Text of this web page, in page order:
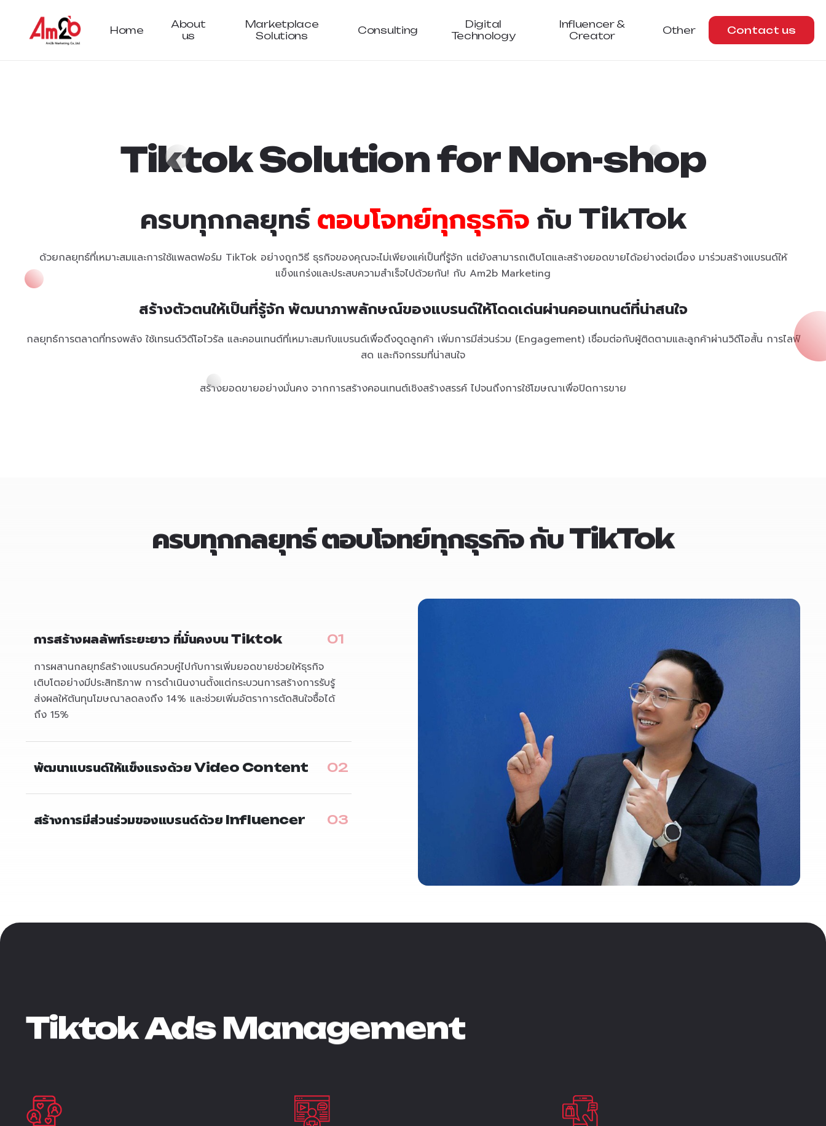
Home
About
us
Marketplace
Solutions
Consulting
Digital
Technology
Influencer &
Creator
Other Contact us
TiktokSolutionfor Non-shop
ครบทุกกลยุทธ์ ตอบโจทย์ทุกธุรกิจ กับ TikTok
ด้วยกลยุทธ์ที่เหมาะสมและการใช้แพลตฟอร์ม TikTok อย่างถูกวิธี ธุรกิจของคุณจะไม่เพียงแค่เป็นที่รู้จัก แต่ยังสามารถเติบโตและสร้างยอดขายได้อย่างต่อเนื่อง มาร่วมสร้างแบรนด์ให้
แข็งแกร่งและประสบความสำเร็จไปด้วยกัน! กับ Am2b Marketing
สร้างตัวตนให้เป็นที่รู้จัก พัฒนาภาพลักษณ์ของแบรนด์ให้โดดเด่นผ่านคอนเทนต์ที่น่าสนใจ
กลยุทธ์การตลาดที่ทรงพลัง ใช้เทรนด์วิดีโอไวรัล และคอนเทนต์ที่เหมาะสมกับแบรนด์เพื่อดึงดูดลูกค้า เพิ่มการมีส่วนร่วม (Engagement) เชื่อมต่อกับผู้ติดตามและลูกค้าผ่านวิดีโอสั้น การไลฟ์
สด และกิจกรรมที่น่าสนใจ
สร้างยอดขายอย่างมั่นคง จากการสร้างคอนเทนต์เชิงสร้างสรรค์ ไปจนถึงการใช้โฆษณาเพื่อปิดการขาย
ครบทุกกลยุทธ์ตอบโจทย์ทุกธุรกิจกับTikTok
การสร้างผลลัพท์ระยะยาว ที่มั่นคงบน Tiktok
การผสานกลยุทธ์สร้างแบรนด์ควบคู่ไปกับการเพิ่มยอดขายช่วยให้ธุรกิจ
เติบโตอย่างมีประสิทธิภาพ การดำเนินงานตั้งแต่กระบวนการสร้างการรับรู้
ส่งผลให้ต้นทุนโฆษณาลดลงถึง 14% และช่วยเพิ่มอัตราการตัดสินใจซื้อได้
ถึง 15%
พัฒนาแบรนด์ให้แข็งแรงด้วย Video Content
สร้างการมีส่วนร่วมของแบรนด์ด้วย Influencer
TiktokAds Management